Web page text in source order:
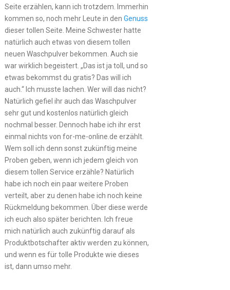
Seite erzählen, kann ich trotzdem. Immerhin
kommen so, noch mehr Leute in den Genuss
dieser tollen Seite. Meine Schwester hatte
natürlich auch etwas von diesem tollen
neuen Waschpulver bekommen. Auch sie
war wirklich begeistert. „Das ist ja toll, und so
etwas bekommst du gratis? Das will ich
auch.“ Ich musste lachen. Wer will das nicht?
Natürlich gefiel ihr auch das Waschpulver
sehr gut und kostenlos natürlich gleich
nochmal besser. Dennoch habe ich ihr erst
einmal nichts von for-me-online.de erzählt.
Wem soll ich denn sonst zukünftig meine
Proben geben, wenn ich jedem gleich von
diesem tollen Service erzähle? Natürlich
habe ich noch ein paar weitere Proben
verteilt, aber zu denen habe ich noch keine
Rückmeldung bekommen. Über diese werde
ich euch also später berichten. Ich freue
mich natürlich auch zukünftig darauf als
Produktbotschafter aktiv werden zu können,
und wenn es für tolle Produkte wie dieses
ist, dann umso mehr.